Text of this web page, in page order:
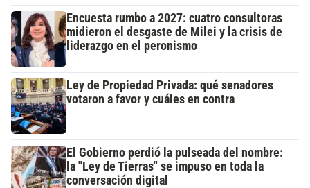
Encuesta rumbo a 2027: cuatro consultoras
midieron el desgaste de Milei y la crisis de
liderazgo en el peronismo
Ley de Propiedad Privada: qué senadores
votaron a favor y cuáles en contra
El Gobierno perdió la pulseada del nombre:
la "Ley de Tierras" se impuso en toda la
conversación digital